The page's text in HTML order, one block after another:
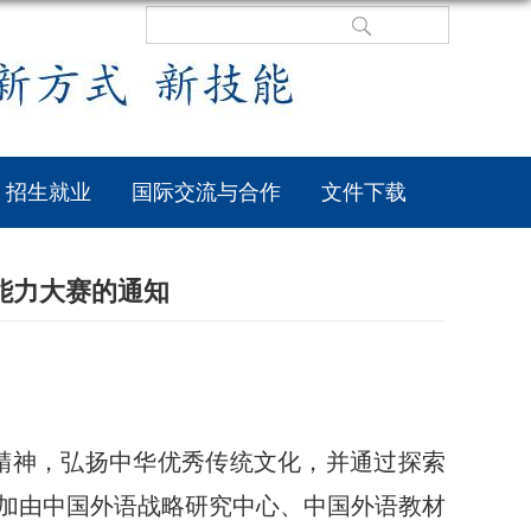
招生就业 国际交流与合作 文件下载
力大赛的通知
，弘扬中华优秀传统文化，并通过探索
由中国外语战略研究中心、中国外语教材